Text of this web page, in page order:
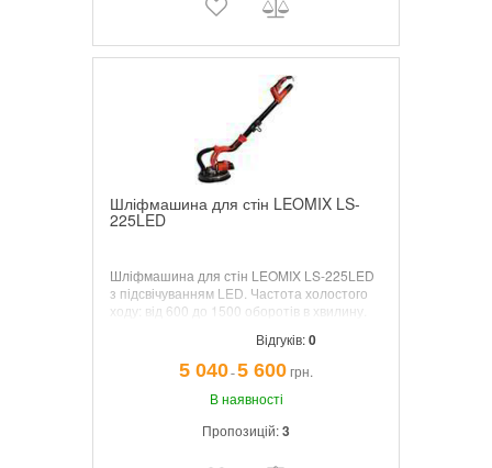
Шліфмашина для стін LEOMIX LS-
225LED
Шліфмашина для стін LEOMIX LS-225LED
з підсвічуванням LED. Частота холостого
ходу: від 600 до 1500 оборотів в хвилину.
Відгуків:0
5 040¯5 600грн.
В наявності
Пропозицій:3